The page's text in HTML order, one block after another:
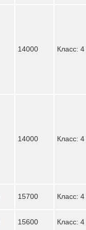
14000 Класс: 4
14000 Класс: 4
15700 Класс: 4
15600 Класс: 4